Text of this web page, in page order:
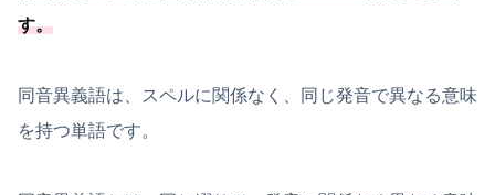
す。
同音異義語は、スペルに関係なく、同じ発音で異なる意味
を持つ単語です。